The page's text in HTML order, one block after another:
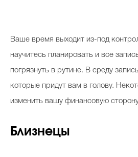
Ваше время выходит из-под
научитесь планировать и все
погрязнуть в рутине. В среду
которые придут вам в голову.
изменить вашу финансовую
Близнецы